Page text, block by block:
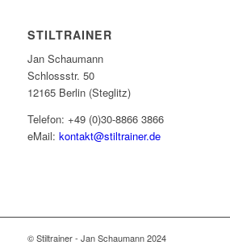
STILTRAINER
Jan Schaumann
Schlossstr. 50
12165 Berlin (Steglitz)
Telefon: +49 (0)30-8866 3866
eMail: kontakt@stiltrainer.de
© Stiltrainer - Jan Schaumann 2024